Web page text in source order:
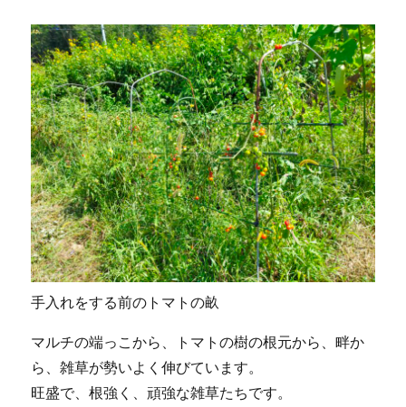
手入れをする前のトマトの畝
マルチの端っこから、トマトの樹の根元から、畔か
ら、雑草が勢いよく伸びています。
旺盛で、根強く、頑強な雑草たちです。